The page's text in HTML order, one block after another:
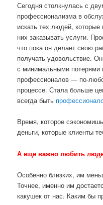
Сегодня столкнулась с
профессионализма в
искать тех людей,
них заказывать услуги.
что пока он делает свою
получать удовольствие.
с минимальными
профессионалов — по-
процессе. Стала больше
всегда быть
Время, которое
деньги, которые клиенты
А еще важно любить
Особенно близких, им
Точнее, именно им
какушек от нас. Каким бы